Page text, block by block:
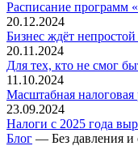
Расписание программ
20.12.2024
Бизнес ждёт непростой
20.11.2024
Для тех, кто не смог
11.10.2024
Масштабная налоговая
23.09.2024
Налоги с 2025 года
Блог — Без давления и